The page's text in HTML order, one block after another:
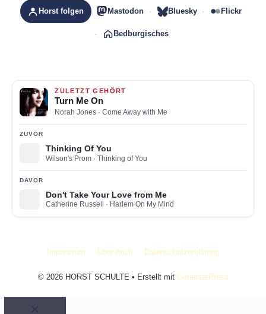
Horst folgen Mastodon Bluesky Flickr
Bedburgisches
ZULETZT GEHÖRT
Turn Me On
Norah Jones · Come Away with Me
ZUVOR
Thinking Of You
Wilson's Prom · Thinking of You
DAVOR
Don't Take Your Love from Me
Catherine Russell · Harlem On My Mind
Impressum Über mich Datenschutzerklärung
© 2026 HORST SCHULTE • Erstellt mit GeneratePress